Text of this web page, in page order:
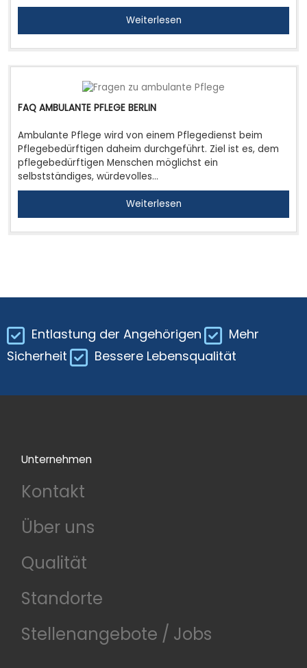
Weiterlesen
FAQ AMBULANTE PFLEGE BERLIN
Ambulante Pflege wird von einem Pflegedienst beim
Pflegebedürftigen daheim durchgeführt. Ziel ist es, dem
pflegebedürftigen Menschen möglichst ein
selbstständiges, würdevolles…
Weiterlesen
Entlastung der Angehörigen
Mehr
Sicherheit
Bessere Lebensqualität
Unternehmen
Kontakt
Über uns
Qualität
Standorte
Stellenangebote / Jobs